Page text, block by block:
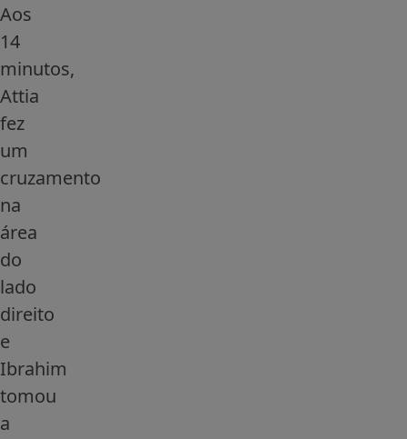
Aos
14
minutos,
Attia
fez
um
cruzamento
na
área
do
lado
direito
e
Ibrahim
tomou
a